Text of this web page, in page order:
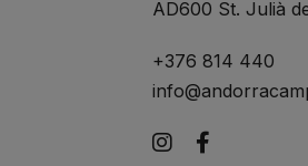
AD600 St. Julià
+376 814 440
Instagram